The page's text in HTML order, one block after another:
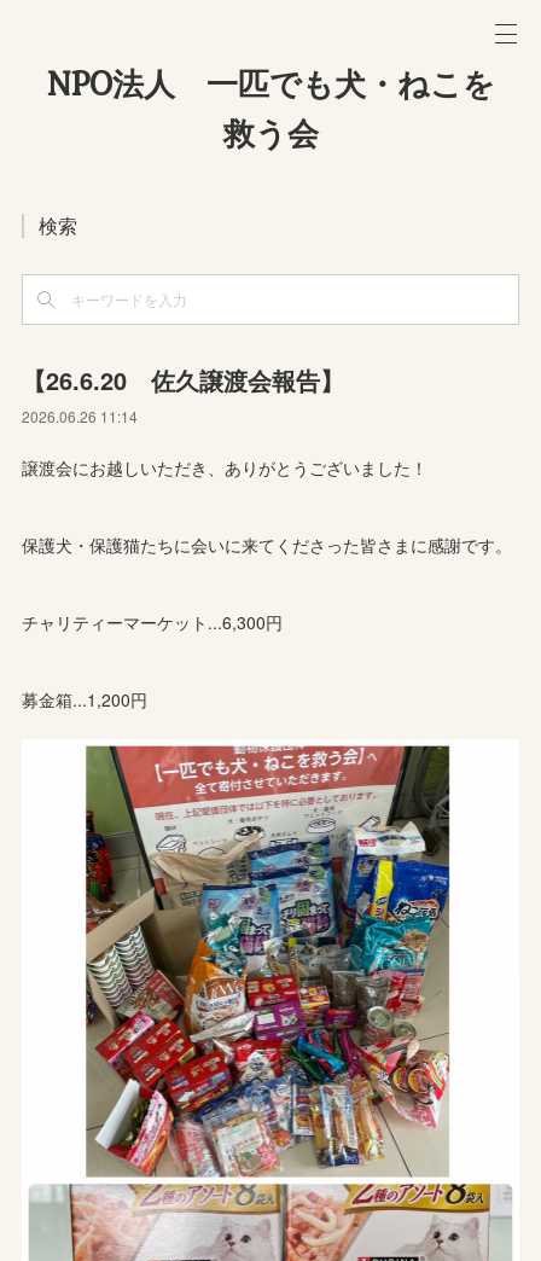
NPO法人 一匹でも犬・ねこを
救う会
検索
【26.6.20 佐久譲渡会報告】
2026.06.26 11:14
譲渡会にお越しいただき、ありがとうございました！
保護犬・保護猫たちに会いに来てくださった皆さまに感謝です。
チャリティーマーケット...6,300円
募金箱...1,200円